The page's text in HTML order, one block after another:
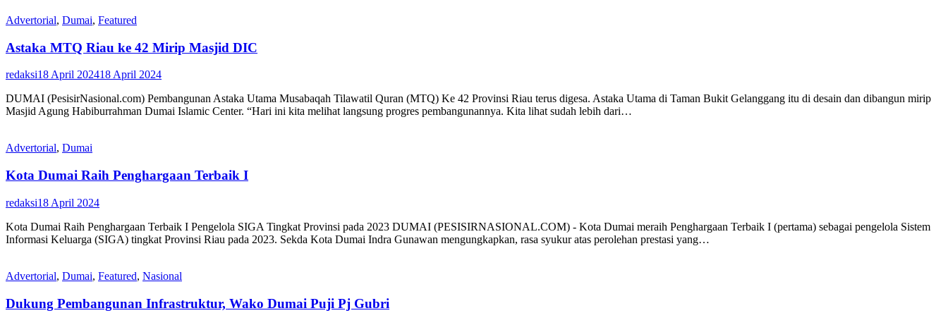
Advertorial, Dumai, Featured
Astaka MTQ Riau ke 42 Mirip Masjid DIC
redaksi18 April 202418 April 2024
DUMAI (PesisirNasional.com) Pembangunan Astaka Utama Musabaqah Tilawatil Quran (MTQ) Ke 42 Provinsi Riau terus digesa. Astaka Utama di Taman Bukit Gelanggang itu di desain dan dibangun mirip
Masjid Agung Habiburrahman Dumai Islamic Center. “Hari ini kita melihat langsung progres pembangunannya. Kita lihat sudah lebih dari…
Advertorial, Dumai
Kota Dumai Raih Penghargaan Terbaik I
redaksi18 April 2024
Kota Dumai Raih Penghargaan Terbaik I Pengelola SIGA Tingkat Provinsi pada 2023 DUMAI (PESISIRNASIONAL.COM) - Kota Dumai meraih Penghargaan Terbaik I (pertama) sebagai pengelola Sistem
Informasi Keluarga (SIGA) tingkat Provinsi Riau pada 2023. Sekda Kota Dumai Indra Gunawan mengungkapkan, rasa syukur atas perolehan prestasi yang…
Advertorial, Dumai, Featured, Nasional
Dukung Pembangunan Infrastruktur, Wako Dumai Puji Pj Gubri